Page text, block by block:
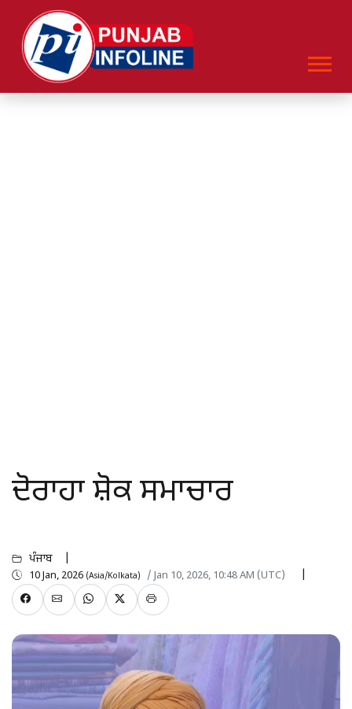
ਦੋਰਾਹਾ ਸ਼ੋਕ ਸਮਾਚਾਰ
ਪੰਜਾਬ
10 Jan, 2026 (Asia/Kolkata) / Jan 10, 2026, 10:48 AM (UTC)